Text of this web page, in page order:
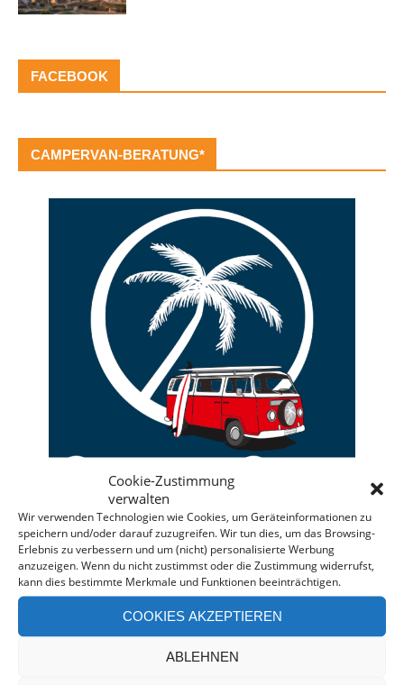
Cookie-Zustimmung
verwalten
Wir verwenden Technologien wie Cookies, um Geräteinformationen zu
speichern und/oder darauf zuzugreifen. Wir tun dies, um das Browsing-
Erlebnis zu verbessern und um (nicht) personalisierte Werbung
anzuzeigen. Wenn du nicht zustimmst oder die Zustimmung widerrufst,
kann dies bestimmte Merkmale und Funktionen beeinträchtigen.
COOKIES AKZEPTIEREN
ABLEHNEN
FACEBOOK
CAMPERVAN-BERATUNG*
Deine individuelle Beratung bei der Campermiete
in Deutschland und Europa.
Bei einer Anfrage über diesen Banner erhältst Du
automatisch einenRabatt!*